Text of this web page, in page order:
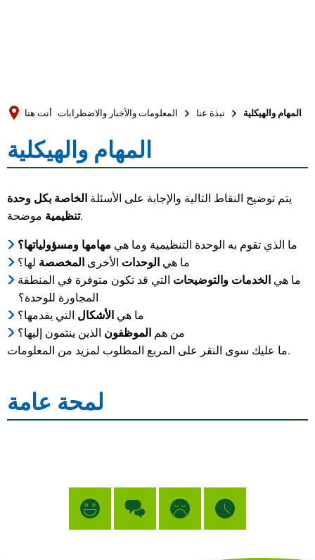
Deutsch MENÜ
أنت هنا المعلومات والأخبار والاضطرابات نبذة عنا المهام والهيكلية
المهام
المهام والهيكلية
يتم توضيح النقاط التالية والإجابة على الأسئلة الخاصة بكل وحدة
تنظيميةموضحة.
ما الذي تقوم به الوحدة التنظيمية وما هي مهامها ومسؤولياتها؟
ما هي الوحدات الأخرى المخصصة لها؟
ما هي الخدمات والتوضيحات التي قد تكون متوفرة في المنطقة
المجاورة للوحدة؟
ما هي الأشكال التي يقدمها؟
من هم الموظفون الذين ينتمون إليها؟
ما عليك سوى النقر على المربع المطلوب لمزيد من المعلومات.
لمحة عامة